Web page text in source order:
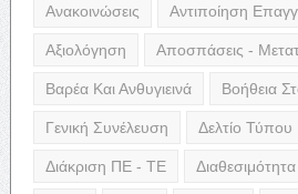
Ανακοινώσεις Αντιποίηση
Αξιολόγηση Αποσπάσεις -
Βαρέα Και Ανθυγιεινά Βοήθεια
Γενική Συνέλευση Δελτίο Τύπου
Διάκριση ΠΕ - ΤΕ